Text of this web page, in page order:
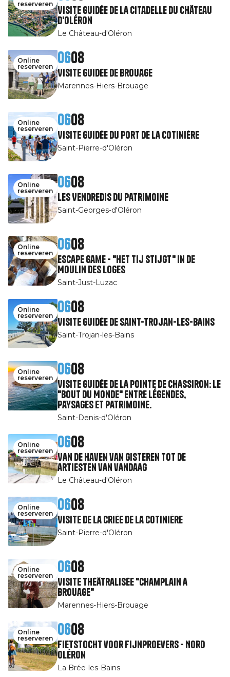
reserveren
Visite guidée de la Citadelle du Château
d'Oléron
Le Château-d'Oléron
Online
reserveren
0608
Visite guidée de Brouage
Marennes-Hiers-Brouage
Online
reserveren
0608
Visite guidée du port de la Cotinière
Saint-Pierre-d'Oléron
Online
reserveren
0608
Les Vendredis du patrimoine
Saint-Georges-d'Oléron
Online
reserveren
0608
Escape Game - "Het tij stijgt" in de
Moulin des Loges
Saint-Just-Luzac
Online
reserveren
0608
Visite guidée de Saint-Trojan-les-Bains
Saint-Trojan-les-Bains
Online
reserveren
0608
Visite guidée de la pointe de Chassiron: le
"Bout du Monde" entre légendes,
paysages et patrimoine.
Saint-Denis-d'Oléron
Online
reserveren
0608
Van de haven van gisteren tot de
artiesten van vandaag
Le Château-d'Oléron
Online
reserveren
0608
Visite de la Criée de la Cotinière
Saint-Pierre-d'Oléron
Online
reserveren
0608
Visite théâtralisée "Champlain à
Brouage"
Marennes-Hiers-Brouage
Online
reserveren
0608
Fietstocht voor fijnproevers - Nord
Oléron
La Brée-les-Bains